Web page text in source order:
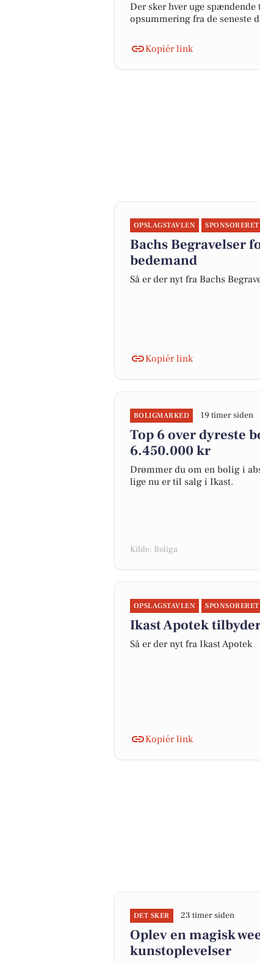
Der sker hver uge
opsummering fra de seneste
Kopiér link
OPSLAGSTAVLEN SPONSORERET
Bachs Begravelser
bedemand
Så er der nyt fra Bachs
Kopiér link
BOLIGMARKED 19 timer siden
Top 6 over dyreste
6.450.000 kr
Drømmer du om en bolig i
lige nu er til salg i Ikast.
Kilde: Boliga
OPSLAGSTAVLEN SPONSORERET
Ikast Apotek
Så er der nyt fra Ikast Apotek
Kopiér link
DET SKER 23 timer siden
Oplev en magisk
kunstoplevelser